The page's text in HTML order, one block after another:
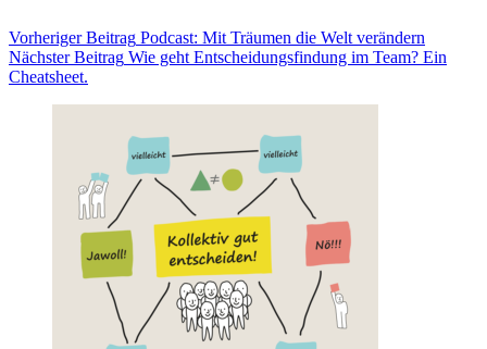
VorherigerBeitrag Podcast: Mit Träumen die Welt verändern
NächsterBeitrag Wie geht Entscheidungsfindung im Team? Ein
Cheatsheet.